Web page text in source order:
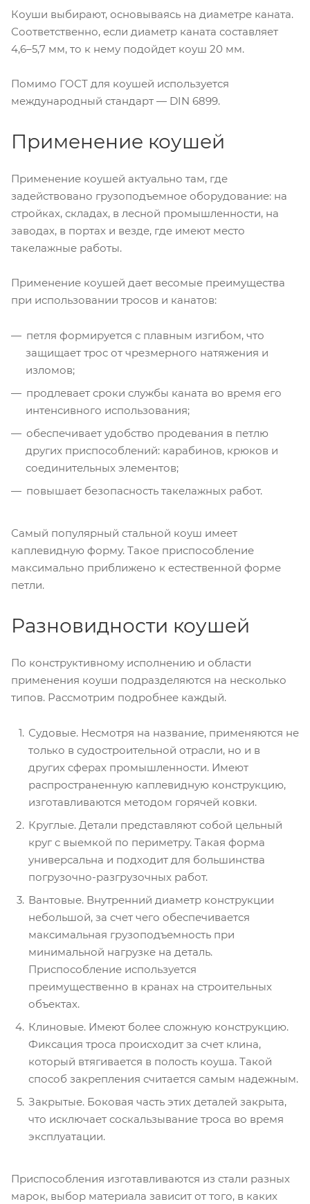
Коуши выбирают, основываясь на диаметре каната.
Соответственно, если диаметр каната составляет
4,6–5,7 мм, то к нему подойдет коуш 20 мм.
Помимо ГОСТ для коушей используется
международный стандарт — DIN 6899.
Применение коушей
Применение коушей актуально там, где
задействовано грузоподъемное оборудование: на
стройках, складах, в лесной промышленности, на
заводах, в портах и везде, где имеют место
такелажные работы.
Применение коушей дает весомые преимущества
при использовании тросов и канатов:
петля формируется с плавным изгибом, что
защищает трос от чрезмерного натяжения и
изломов;
продлевает сроки службы каната во время его
интенсивного использования;
обеспечивает удобство продевания в петлю
других приспособлений: карабинов, крюков и
соединительных элементов;
повышает безопасность такелажных работ.
Самый популярный стальной коуш имеет
каплевидную форму. Такое приспособление
максимально приближено к естественной форме
петли.
Разновидности коушей
По конструктивному исполнению и области
применения коуши подразделяются на несколько
типов. Рассмотрим подробнее каждый.
Судовые. Несмотря на название, применяются не
только в судостроительной отрасли, но и в
других сферах промышленности. Имеют
распространенную каплевидную конструкцию,
изготавливаются методом горячей ковки.
Круглые. Детали представляют собой цельный
круг с выемкой по периметру. Такая форма
универсальна и подходит для большинства
погрузочно-разгрузочных работ.
Вантовые. Внутренний диаметр конструкции
небольшой, за счет чего обеспечивается
максимальная грузоподъемность при
минимальной нагрузке на деталь.
Приспособление используется
преимущественно в кранах на строительных
объектах.
Клиновые. Имеют более сложную конструкцию.
Фиксация троса происходит за счет клина,
который втягивается в полость коуша. Такой
способ закрепления считается самым надежным.
Закрытые. Боковая часть этих деталей закрыта,
что исключает соскальзывание троса во время
эксплуатации.
Приспособления изготавливаются из стали разных
марок, выбор материала зависит от того, в каких